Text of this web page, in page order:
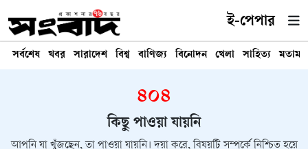
ই-পেপার
সর্বশেষ খবর সারাদেশ বিশ্ব বাণিজ্য বিনোদন খেলা সাহিত্য মতামত
৪০৪
কিছু পাওয়া যায়নি
আপনি যা খুঁজছেন, তা পাওয়া যায়নি। দয়া করে, বিষয়টি সম্পর্কে নিশ্চিত হয়ে